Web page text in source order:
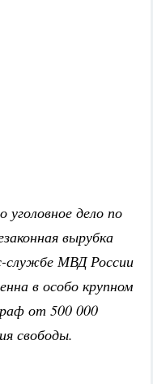
дело по
вырубка
службе МВД России
в особо крупном
от 500 000
свободы.